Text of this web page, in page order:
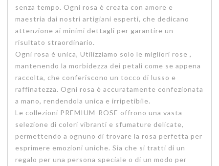
senza tempo. Ogni rosa è creata con amore e
maestria dai nostri artigiani esperti, che dedicano
attenzione ai minimi dettagli per garantire un
risultato straordinario.
Ogni rosa è unica, Utilizziamo solo le migliori rose ,
mantenendo la morbidezza dei petali come se appena
raccolta, che conferiscono un tocco di lusso e
raffinatezza. Ogni rosa è accuratamente confezionata
a mano, rendendola unica e irripetibile.
Le collezioni PREMIUM-ROSE offrono una vasta
selezione di colori vibranti e sfumature delicate,
permettendo a ognuno di trovare la rosa perfetta per
esprimere emozioni uniche. Sia che si tratti di un
regalo per una persona speciale o di un modo per